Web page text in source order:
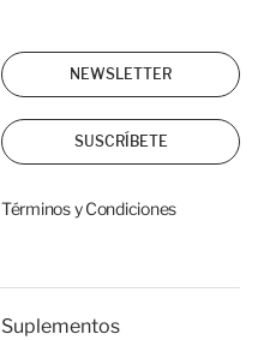
NEWSLETTER
SUSCRÍBETE
Términos y Condiciones
Suplementos